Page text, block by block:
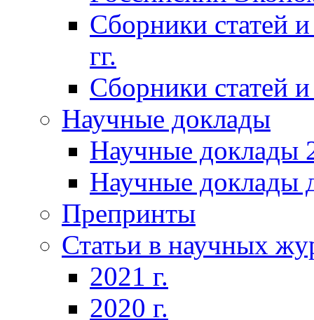
Сборники статей
гг.
Сборники статей
Научные доклады
Научные доклады
Научные доклады
Препринты
Статьи в научных
2021 г.
2020 г.